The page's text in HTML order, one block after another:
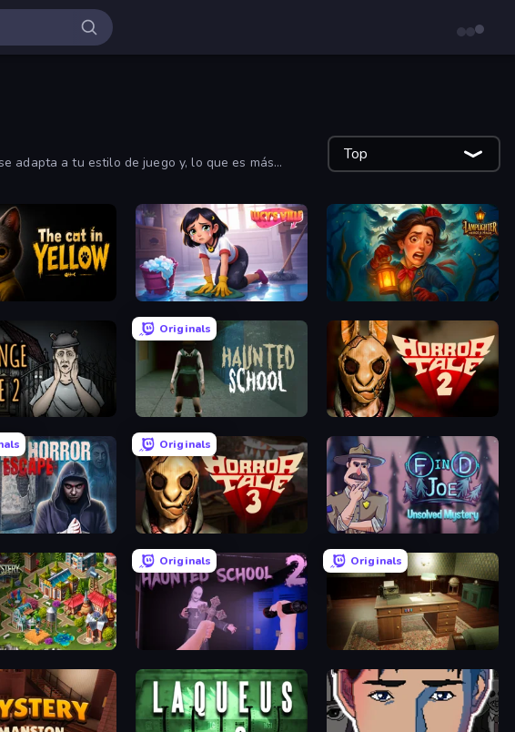
adapta a tu estilo de juego y, lo que es más
Top
Yellow Lucy’s Ville Lamplighter: Merge & Magic
Strange Case 2
Originals
Haunted School Horror Tale 2: Samantha
Escape Room
Originals
Horror Tale 3: The Witch Find Joe: Unsolved Mystery
Blackriver Mystery: Hidden Objects
Originals
Haunted School 2
Originals
Vintage Escape